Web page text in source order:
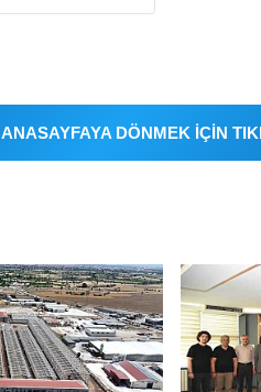
ANASAYFAYA DÖNMEK İÇİN